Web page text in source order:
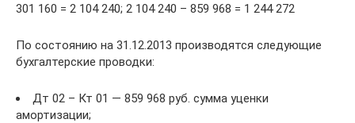
301 160 = 2 104 240; 2 104 240 – 859 968 = 1 244 272
По состоянию на 31.12.2013 производятся следующие
бухгалтерские проводки:
Дт 02 – Кт 01 — 859 968 руб. сумма уценки
амортизации;